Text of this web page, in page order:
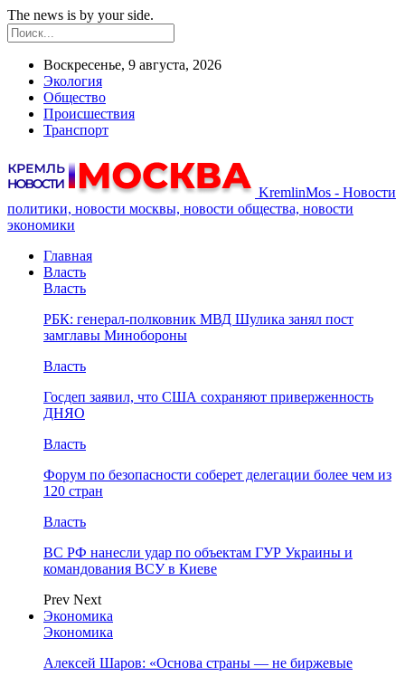
The news is by your side.
Воскресенье, 9 августа, 2026
Экология
Общество
Происшествия
Транспорт
KremlinMos - Новости
политики, новости москвы, новости общества, новости
экономики
Главная
Власть
Власть
РБК: генерал-полковник МВД Шулика занял пост
замглавы Минобороны
Власть
Госдеп заявил, что США сохраняют приверженность
ДНЯО
Власть
Форум по безопасности соберет делегации более чем из
120 стран
Власть
ВС РФ нанесли удар по объектам ГУР Украины и
командования ВСУ в Киеве
Prev Next
Экономика
Экономика
Алексей Шаров: «Основа страны — не биржевые